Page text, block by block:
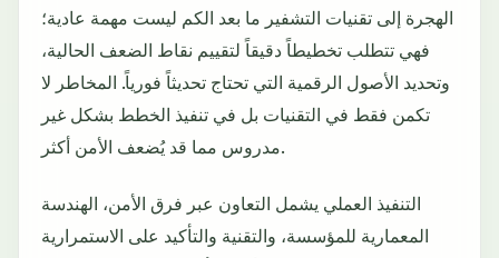
الهجرة إلى تقنيات التشفير ما بعد الكم ليست مهمة عادية؛
فهي تتطلب تخطيطاً دقيقاً لتقييم نقاط الضعف الحالية،
وتحديد الأصول الرقمية التي تحتاج تحديثاً فورياً. المخاطر لا
تكمن فقط في التقنيات بل في تنفيذ الخطط بشكل غير
مدروس مما قد يُضعف الأمن أكثر.
التنفيذ العملي يشمل التعاون عبر فرق الأمن، الهندسة
المعمارية للمؤسسة، والتقنية والتأكيد على الاستمرارية